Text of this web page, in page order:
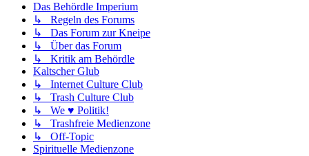
Das Behördle Imperium
↳ Regeln des Forums
↳ Das Forum zur Kneipe
↳ Über das Forum
↳ Kritik am Behördle
Kaltscher Glub
↳ Internet Culture Club
↳ Trash Culture Club
↳ We ♥ Politik!
↳ Trashfreie Medienzone
↳ Off-Topic
Spirituelle Medienzone